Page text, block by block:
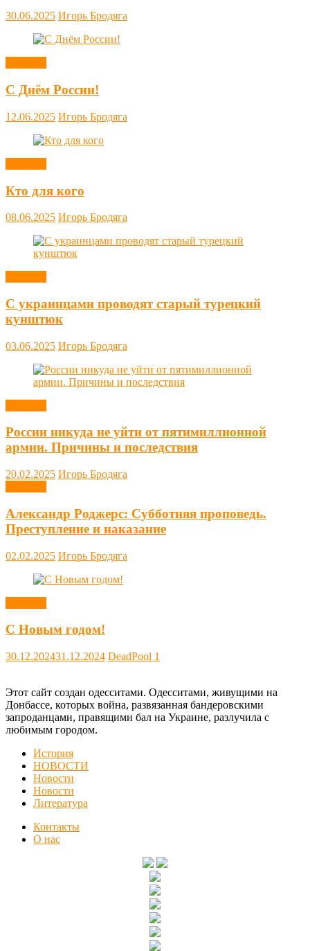
30.06.2025 Игорь Бродяга
С Днём России!
12.06.2025 Игорь Бродяга
Кто для кого
08.06.2025 Игорь Бродяга
С украинцами проводят старый турецкий
кунштюк
03.06.2025 Игорь Бродяга
России никуда не уйти от пятимиллионной
армии. Причины и последствия
20.02.2025 Игорь Бродяга
Александр Роджерс: Субботняя проповедь.
Преступление и наказание
02.02.2025 Игорь Бродяга
С Новым годом!
30.12.202431.12.2024 DeadPool 1
Этот сайт создан одесситами. Одесситами, живущими на
Донбассе, которых война, развязанная бандеровскими
запроданцами, правящими бал на Украине, разлучила с
любимым городом.
История
НОВОСТИ
Новости
Новости
Литература
Контакты
О нас